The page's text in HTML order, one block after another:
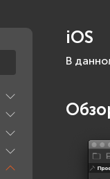
iOS
В